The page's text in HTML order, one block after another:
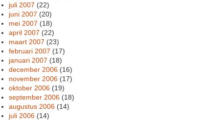
juli 2007 (22)
juni 2007 (20)
mei 2007 (18)
april 2007 (22)
maart 2007 (23)
februari 2007 (17)
januari 2007 (18)
december 2006 (16)
november 2006 (17)
oktober 2006 (19)
september 2006 (18)
augustus 2006 (14)
juli 2006 (14)